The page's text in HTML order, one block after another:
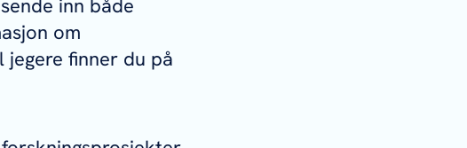
inn både
om
finner du på